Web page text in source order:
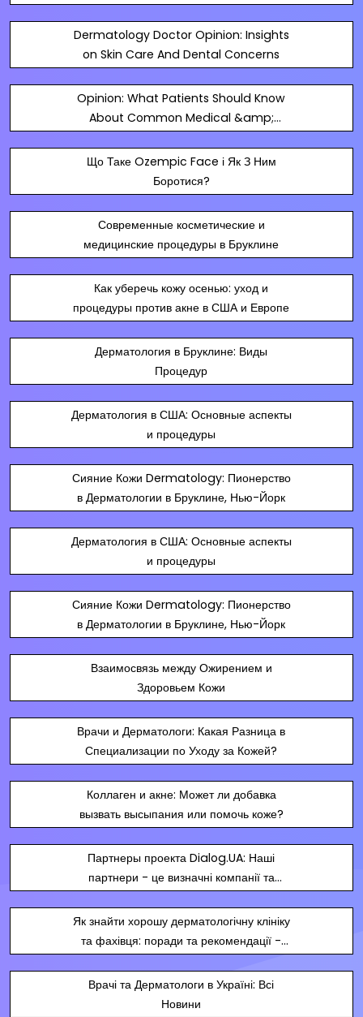
Dermatology Doctor Opinion: Insights
on Skin Care And Dental Concerns
Opinion: What Patients Should Know
About Common Medical &amp;
Що Таке Ozempic Face і Як З Ним
Боротися?
Современные косметические и
медицинские процедуры в Бруклине
Как уберечь кожу осенью: уход и
процедуры против акне в США и Европе
Дерматология в Бруклине: Виды
Процедур
Дерматология в США: Основные аспекты
и процедуры
Сияние Кожи Dermatology: Пионерство
в Дерматологии в Бруклине, Нью-Йорк
Дерматология в США: Основные аспекты
и процедуры
Сияние Кожи Dermatology: Пионерство
в Дерматологии в Бруклине, Нью-Йорк
Взаимосвязь между Ожирением и
Здоровьем Кожи
Врачи и Дерматологи: Какая Разница в
Специализации по Уходу за Кожей?
Коллаген и акне: Может ли добавка
вызвать высыпания или помочь коже?
Партнеры проекта Dialog.UA: Наші
партнери - це визначні компанії та
та сприяють нашому спільному успіху.
Як знайти хорошу дерматологічну клініку
та фахівця: поради та рекомендації -
Врачі та Дерматологи в Україні: Всі
Новини